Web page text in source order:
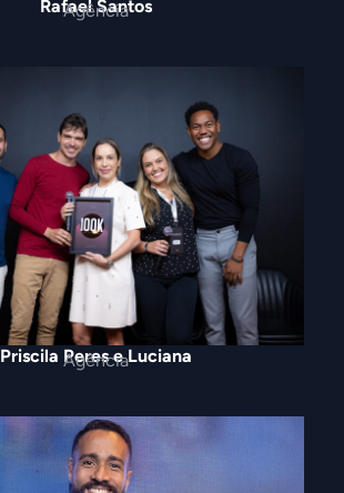
Rafael Santos
Agência
Priscila Peres e Luciana
Agência